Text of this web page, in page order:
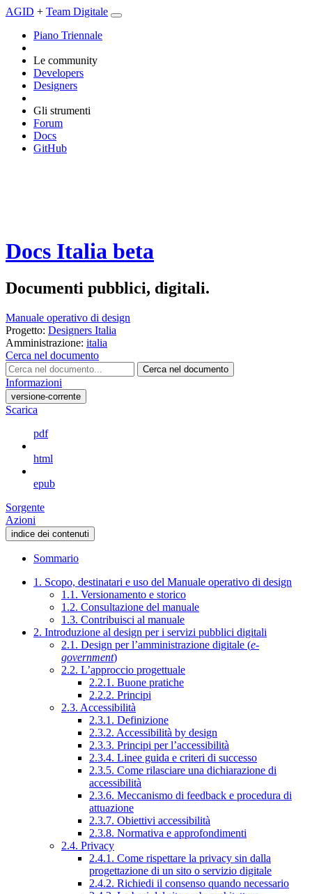
AGID + Team Digitale
Piano Triennale
Le community
Developers
Designers
Gli strumenti
Forum
Docs
GitHub
Docs Italia beta
Documenti pubblici, digitali.
Manuale operativo di design
Progetto: Designers Italia
Amministrazione: italia
Cerca nel documento
Cerca nel documento
Informazioni
versione-corrente
Scarica
pdf
html
epub
Sorgente
Azioni
indice dei contenuti
Sommario
1. Scopo, destinatari e uso del Manuale operativo di design
1.1. Versionamento e storico
1.2. Consultazione del manuale
1.3. Contribuisci al manuale
2. Introduzione al design per i servizi pubblici digitali
2.1. Design per l’amministrazione digitale (e-
government)
2.2. L’approccio progettuale
2.2.1. Buone pratiche
2.2.2. Principi
2.3. Accessibilità
2.3.1. Definizione
2.3.2. Accessibilità by design
2.3.3. Principi per l’accessibilità
2.3.4. Linee guida e criteri di successo
2.3.5. Come rilasciare una dichiarazione di
accessibilità
2.3.6. Meccanismo di feedback e procedura di
attuazione
2.3.7. Obiettivi accessibilità
2.3.8. Normativa e approfondimenti
2.4. Privacy
2.4.1. Come rispettare la privacy sin dalla
progettazione di un sito o servizio digitale
2.4.2. Richiedi il consenso quando necessario